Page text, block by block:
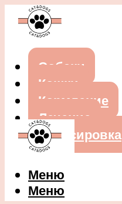
Собаки
Кошки
Кормление
Лечение
Дрессировка
Меню
Меню